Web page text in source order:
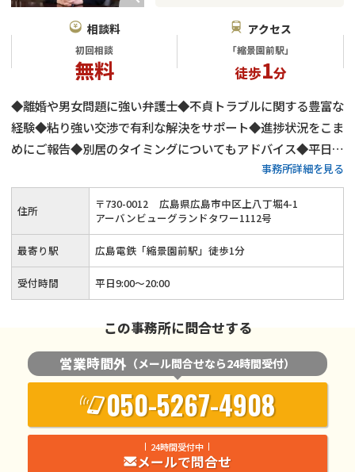
相談料
初回相談
無料
アクセス
「縮景園前駅」
徒歩1分
◆離婚や男女問題に強い弁護士◆不貞トラブルに関する豊富な
経験◆粘り強い交渉で有利な解決をサポート◆進捗状況をこま
めにご報告◆別居のタイミングについてもアドバイス◆平日9
時～20時まで相談受付◆夜間・土日祝も対応可能◆初回相談
無料◆広島電鉄「縮景園前駅」徒歩1分
事務所詳細を見る
住所 〒730-0012
広島県広島市中区上八丁堀4-1
アーバンビューグランドタワー1112号
最寄り駅 広島電鉄「縮景園前駅」徒歩1分
受付時間 平日9:00～20:00
この事務所に問合せする
営業時間外 （メール問合せなら24時間受付）
050-5267-4908
24時間受付中
メールで問合せ